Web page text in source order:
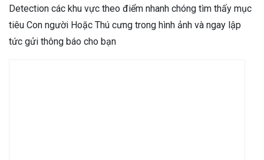
Detection các khu vực theo điểm nhanh chóng tìm thấy mục
tiêu Con người Hoặc Thú cưng trong hình ảnh và ngay lập
tức gửi thông báo cho bạn